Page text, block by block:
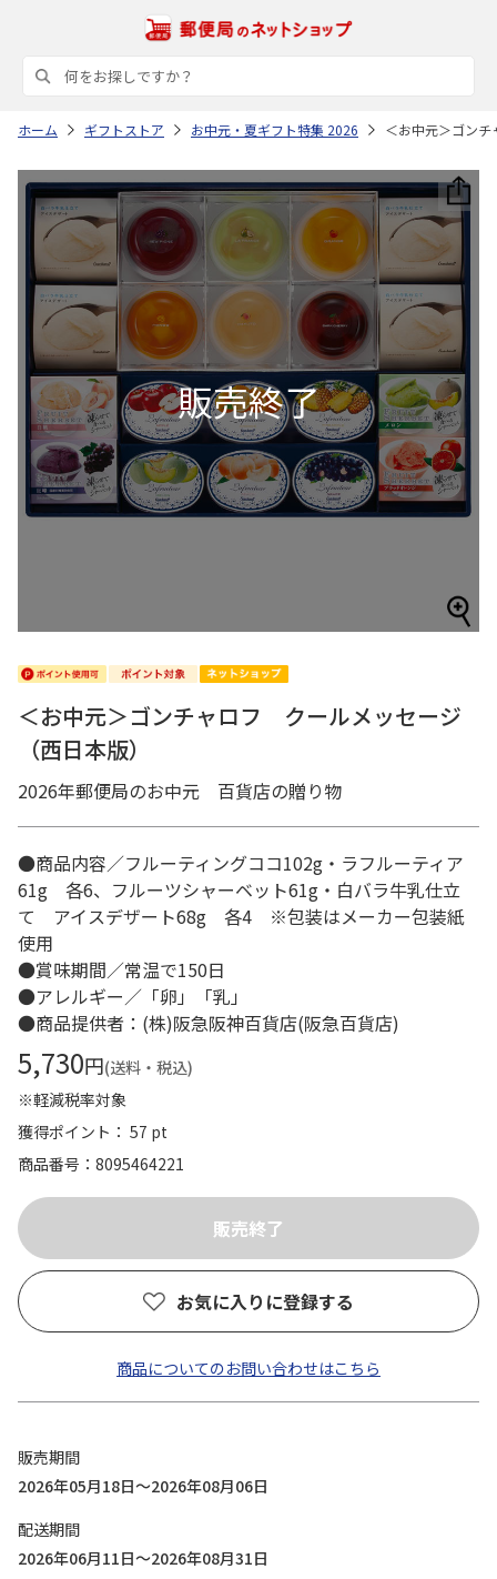
ホーム ギフトストア お中元・夏ギフト特集 2026 ＜お中元＞ゴン
＜お中元＞ゴンチャロフ クールメッセージ
（西日本版）
2026年郵便局のお中元 百貨店の贈り物
●商品内容／フルーティングココ102g・ラフルーティア
61g 各6、フルーツシャーベット61g・白バラ牛乳仕立
て アイスデザート68g 各4 ※包装はメーカー包装紙
使用
●賞味期間／常温で150日
●アレルギー／「卵」「乳」
●商品提供者：(株)阪急阪神百貨店(阪急百貨店)
5,730円(送料・税込)
※軽減税率対象
獲得ポイント： 57 pt
商品番号
8095464221
お気に入りに登録する
商品についてのお問い合わせはこちら
販売期間
2026年05月18日～2026年08月06日
配送期間
2026年06月11日～2026年08月31日